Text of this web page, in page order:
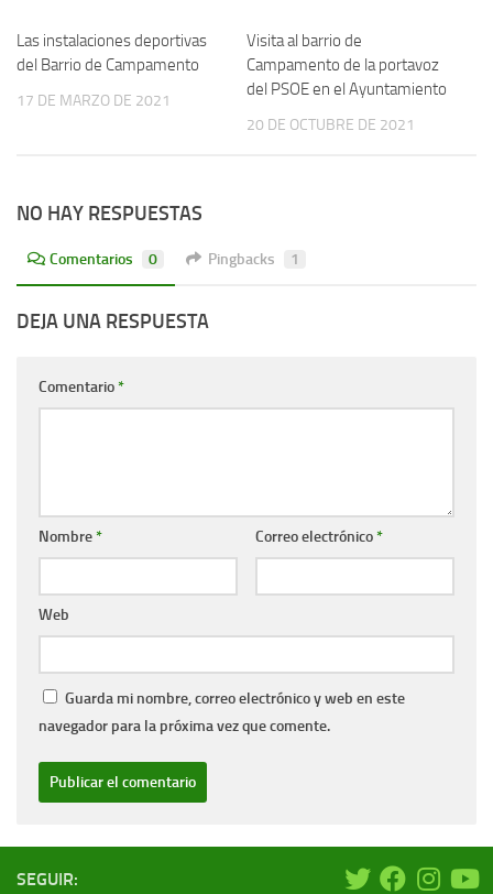
Las instalaciones deportivas
del Barrio de Campamento
17 DE MARZO DE 2021
Visita al barrio de
Campamento de la portavoz
del PSOE en el Ayuntamiento
20 DE OCTUBRE DE 2021
NO HAY RESPUESTAS
Comentarios 0 Pingbacks 1
DEJA UNA RESPUESTA
Comentario*
Nombre* Correo electrónico*
Web
Guarda mi nombre, correo electrónico y web en este
navegador para la próxima vez que comente.
SEGUIR: